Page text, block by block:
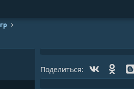
Поделиться: Vk Ok